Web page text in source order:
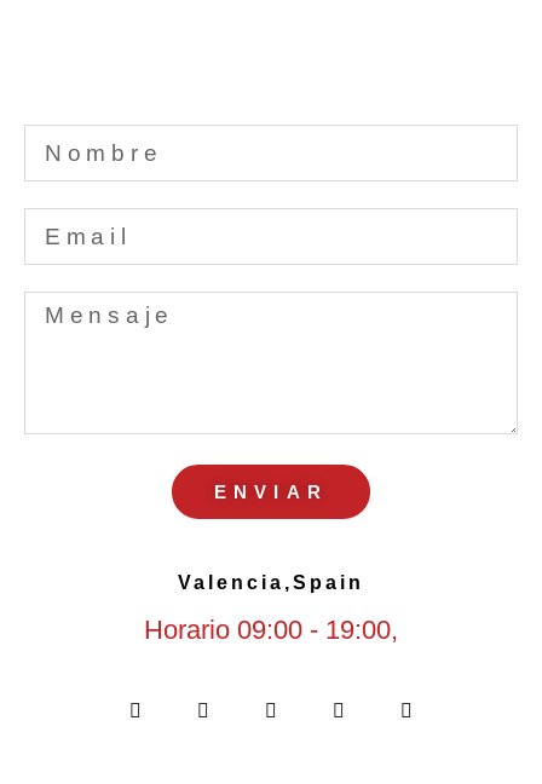
ENVIAR
Valencia,Spain
Horario 09:00 - 19:00,